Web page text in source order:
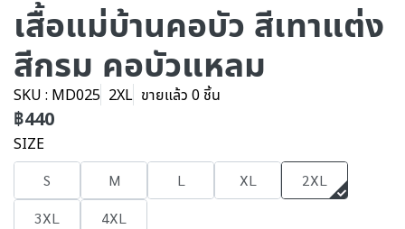
เสื้อแม่บ้านคอบัว สีเทาแต่ง
สีกรม คอบัวแหลม
SKU : MD025 2XL ขายแล้ว 0 ชิ้น
฿440
SIZE
S M L XL
2XL
3XL
4XL